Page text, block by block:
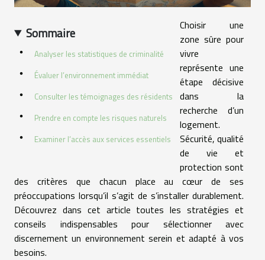
Sommaire
Analyser les statistiques de criminalité
Évaluer l’environnement immédiat
Consulter les témoignages des résidents
Prendre en compte les risques naturels
Examiner l’accès aux services essentiels
Choisir une
zone sûre pour
vivre
représente une
étape décisive
dans la
recherche d’un
logement.
Sécurité, qualité
de vie et
protection sont
des critères que chacun place au cœur de ses
préoccupations lorsqu’il s’agit de s’installer durablement.
Découvrez dans cet article toutes les stratégies et
conseils indispensables pour sélectionner avec
discernement un environnement serein et adapté à vos
besoins.